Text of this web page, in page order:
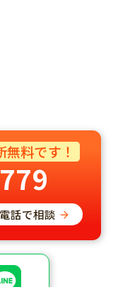
料です！
電話で相談